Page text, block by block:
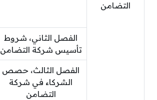
التضامن
الفصل الثاني، شروط
تأسيس شركة التضامن
الفصل الثالث، حصص
الشركاء في شركة
التضامن